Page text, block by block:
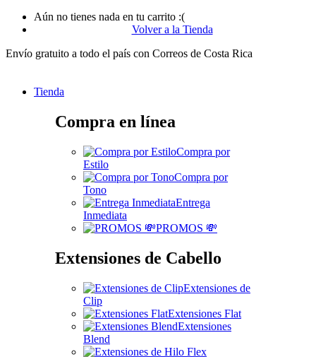
Aún no tienes nada en tu carrito :(
Volver a la Tienda
Envío gratuito a todo el país con Correos de Costa Rica
Tienda
Compra en línea
Compra por
Estilo
Compra por
Tono
Entrega
Inmediata
PROMOS 💸
Extensiones de Cabello
Extensiones de
Clip
Extensiones Flat
Extensiones
Blend